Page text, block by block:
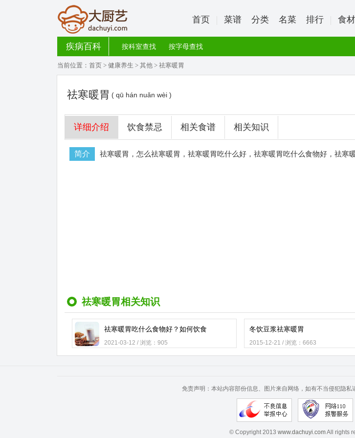
首页 菜谱 分类 名菜 排行 食材
疾病百科 按科室查找 按字母查找
当前位置： 首页 > 健康养生 > 其他 > 祛寒暖胃
祛寒暖胃 ( qū hán nuǎn wèi )
详细介绍 饮食禁忌 相关食谱 相关知识
简介 祛寒暖胃，怎么祛寒暖胃，祛寒暖胃吃什么好，祛寒暖胃吃什么食物好，祛寒
祛寒暖胃相关知识
祛寒暖胃吃什么食物好？如何饮食
2021-03-12 / 浏览：905
冬饮豆浆祛寒暖胃
2015-12-21 / 浏览：6663
免责声明：本站内容部份信息、图片来自网络，如有不当侵犯隐私
© Copyright 2013 www.dachuyi.comAll rights